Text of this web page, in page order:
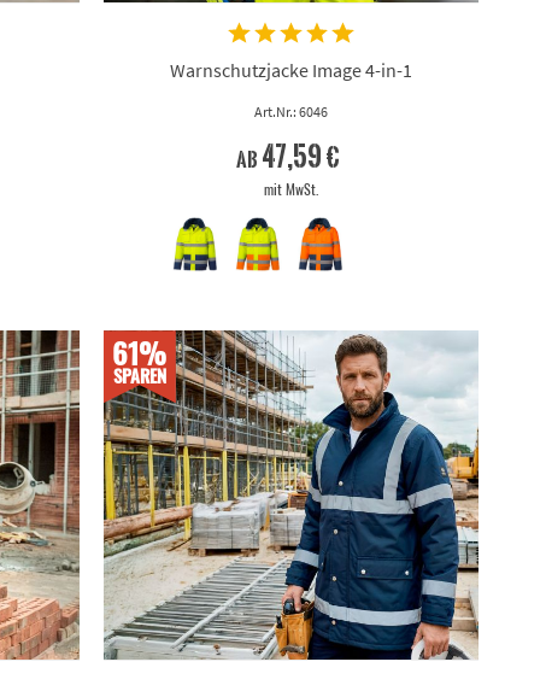
Warnschutzjacke Image 4-in-1
Art.Nr.: 6046
ab 47,59 €
mit MwSt.
61%
SPAREN